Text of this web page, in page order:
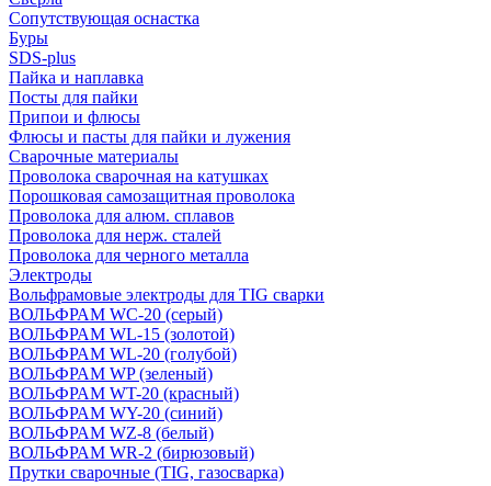
Сопутствующая оснастка
Буры
SDS-plus
Пайка и наплавка
Посты для пайки
Припои и флюсы
Флюсы и пасты для пайки и лужения
Сварочные материалы
Проволока сварочная на катушках
Порошковая самозащитная проволока
Проволока для алюм. сплавов
Проволока для нерж. сталей
Проволока для черного металла
Электроды
Вольфрамовые электроды для TIG сварки
ВОЛЬФРАМ WC-20 (серый)
ВОЛЬФРАМ WL-15 (золотой)
ВОЛЬФРАМ WL-20 (голубой)
ВОЛЬФРАМ WP (зеленый)
ВОЛЬФРАМ WT-20 (красный)
ВОЛЬФРАМ WY-20 (синий)
ВОЛЬФРАМ WZ-8 (белый)
ВОЛЬФРАМ WR-2 (бирюзовый)
Прутки сварочные (TIG, газосварка)